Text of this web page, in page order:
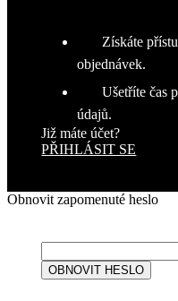
Získáte
objednávek.
Ušetříte čas
údajů.
Již máte účet?
PŘIHLÁSIT SE
Obnovit zapomenuté heslo
OBNOVIT HESLO
Marketingové
cookies
Nezbytně nutné